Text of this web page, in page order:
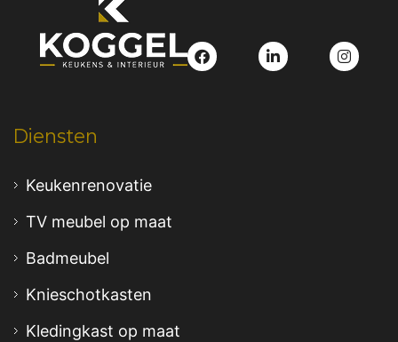
Diensten
Keukenrenovatie
TV meubel op maat
Badmeubel
Knieschotkasten
Kledingkast op maat